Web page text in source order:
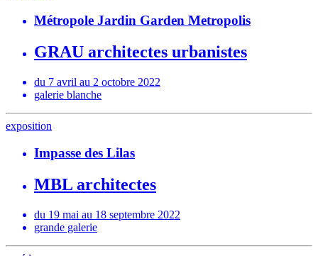
Métropole Jardin Garden Metropolis
GRAU architectes urbanistes
du 7 avril au 2 octobre 2022
galerie blanche
exposition
Impasse des Lilas
MBL architectes
du 19 mai au 18 septembre 2022
grande galerie